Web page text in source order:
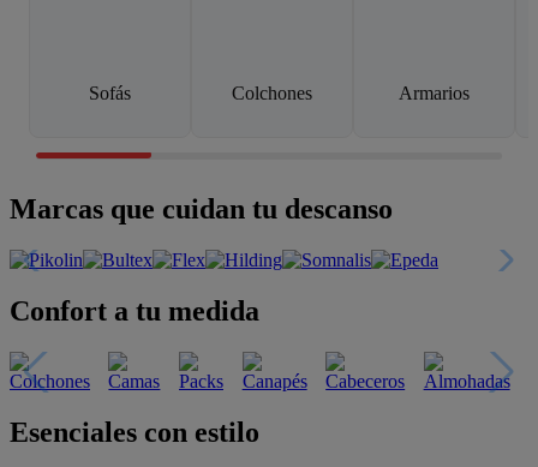
Sofás Colchones Armarios
Marcas que cuidan tu descanso
Confort a tu medida
Esenciales con estilo